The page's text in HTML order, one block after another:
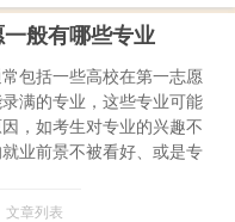
般有哪些专业
包括一些高校在第一志愿
满的专业，这些专业可能
，如考生对专业的兴趣不
业前景不被看好、或是专
文章列表